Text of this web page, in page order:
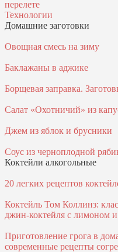
перелете
Технологии
Домашние заготовки
Овощная смесь на зиму
Баклажаны в аджике
Борщевая заправка.
Салат «Охотничий» из
Джем из яблок и брусники
Соус из черноплодной
Коктейли алкогольные
20 легких рецептов
Коктейль Том Коллинз:
джин-коктейля с лимоном
Приготовление грога в
современные рецепты